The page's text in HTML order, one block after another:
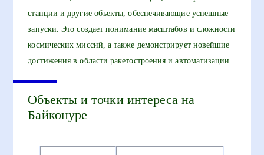
станции и другие объекты, обеспечивающие успешные
запуски. Это создает понимание масштабов и сложности
космических миссий, а также демонстрирует новейшие
достижения в области ракетостроения и автоматизации.
Объекты и точки интереса на
Байконуре